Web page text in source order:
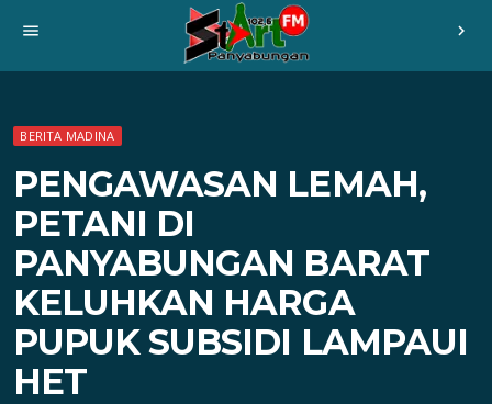
menu chevron_right
BERITA MADINA
PENGAWASAN LEMAH,
PETANI DI
PANYABUNGAN BARAT
KELUHKAN HARGA
PUPUK SUBSIDI LAMPAUI
HET